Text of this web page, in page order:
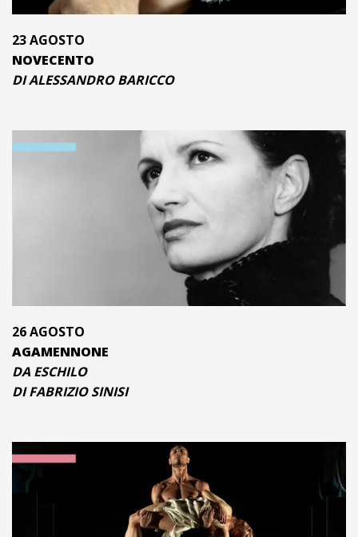
23 AGOSTO
NOVECENTO
DI ALESSANDRO BARICCO
26 AGOSTO
AGAMENNONE
DA ESCHILO
DI FABRIZIO SINISI